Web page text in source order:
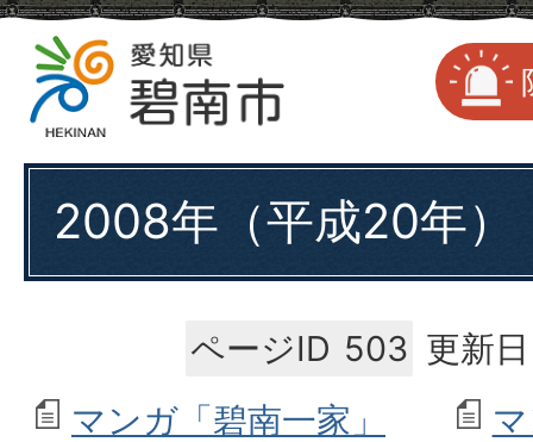
2008年（平成20年）
ページID 503 更新
マンガ「碧南一家」